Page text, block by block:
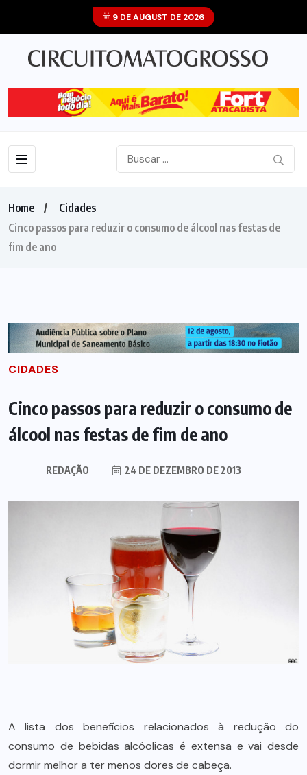
9 DE AUGUST DE 2026
Home
Cidades
Cinco passos para reduzir o consumo de álcool nas festas de
fim de ano
CIDADES
Cinco passos para reduzir o consumo de
álcool nas festas de fim de ano
REDAÇÃO 24 DE DEZEMBRO DE 2013
A lista dos benefícios relacionados à redução do
consumo de bebidas alcóolicas é extensa e vai desde
dormir melhor a ter menos dores de cabeça.